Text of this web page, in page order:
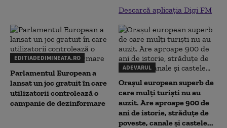
Descarcă aplicația Digi FM
EDITIADEDIMINEATA.RO
Parlamentul European a
lansat un joc gratuit în care
utilizatorii controlează o
campanie de dezinformare
ADEVARUL
Orașul european superb de
care mulți turiști nu au
auzit. Are aproape 900 de
ani de istorie, străduțe de
poveste, canale și castele...